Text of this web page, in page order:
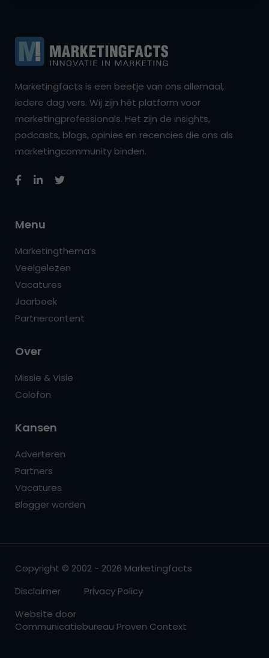
Marketingfacts is een beetje van ons allemaal,
iedere dag vers. Wij zijn hét platform voor
marketingprofessionals. Het zijn de insights,
podcasts, blogs, opinies en recencies die ons als
marketingcommunity binden.
Menu
Marketingthema’s
Veelgelezen
Vacatures
Jaarboek
Partnercontent
Over
Missie & Visie
Colofon
Kansen
Adverteren
Partners
Vacatures
Blogger worden
Copyright © 2002 - 2026 Marketingfacts
Disclaimer
Privacy Policy
Website door
Communicatiebureau Proven Context